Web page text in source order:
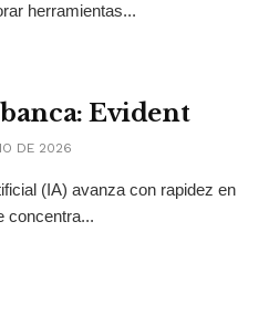
herramientas...
Evident
DE 2026
(IA) avanza con rapidez en
concentra...